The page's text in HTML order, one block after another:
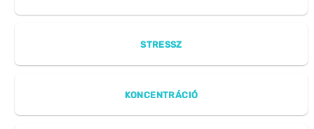
STRESSZ
KONCENTRÁCIÓ